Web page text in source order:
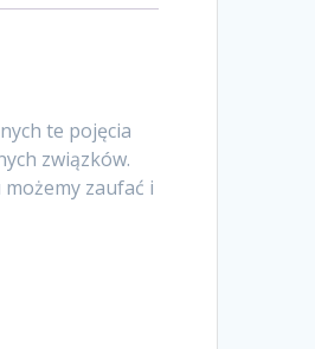
te pojęcia
związków.
zaufać i